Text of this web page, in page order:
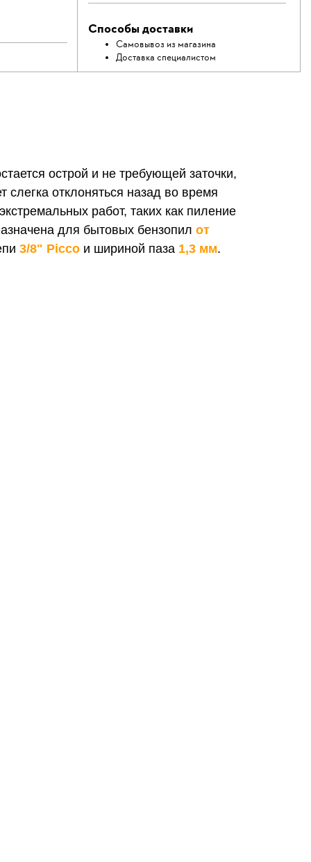
Способы доставки
Самовывоз из магазина
Доставка специалистом
острой и не требующей заточки,
отклоняться назад во время
работ, таких как пиление
для бытовых бензопил от
3/8" Picco и шириной паза 1,3 мм.